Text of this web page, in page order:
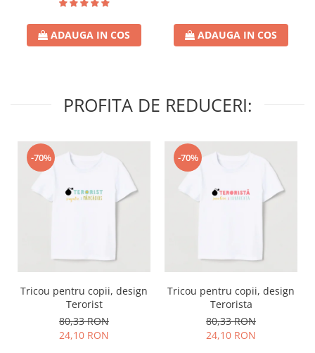
ADAUGA IN COS ADAUGA IN COS
PROFITA DE REDUCERI:
-70%
Tricou pentru copii, design
Terorist
80,33 RON
24,10 RON
-70%
Tricou pentru copii, design
Terorista
80,33 RON
24,10 RON